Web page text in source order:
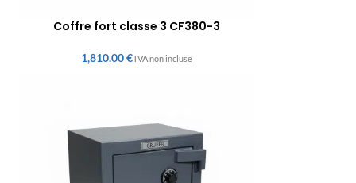
Coffre fort classe 3 CF380-3
€